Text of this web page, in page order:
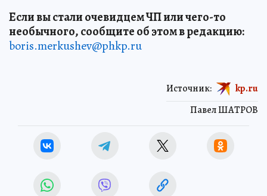
Если вы стали очевидцем ЧП или чего-то
необычного, сообщите об этом в редакцию:
boris.merkushev@phkp.ru
Павел ШАТРОВ
Источник: kp.ru